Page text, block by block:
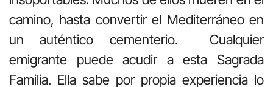
camino, hasta convertir el Mediterráneo en
un auténtico cementerio. Cualquier
emigrante puede acudir a esta Sagrada
Familia. Ella sabe por propia experiencia lo